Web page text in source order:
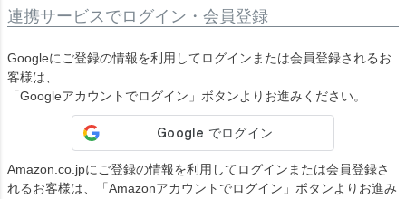
連携サービスでログイン・会員登録
Googleにご登録の情報を利用してログインまたは会員登録されるお
客様は、
「Googleアカウントでログイン」ボタンよりお進みください。
Amazon.co.jpにご登録の情報を利用してログインまたは会員登録さ
れるお客様は、「Amazonアカウントでログイン」ボタンよりお進み